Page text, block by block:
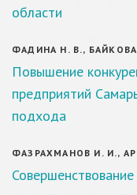
области
ФАДИНА Н. В.,
Повышение
предприятий
подхода
ФАЗРАХМАНОВ И. И.,